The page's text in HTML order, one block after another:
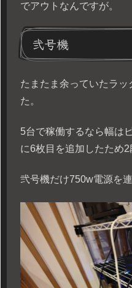
でアウトなんですが。
弐号機
たまたま余っていたラ
た。
5台で稼働するなら幅は
に6枚目を追加したため2
弐号機だけ750w電源を